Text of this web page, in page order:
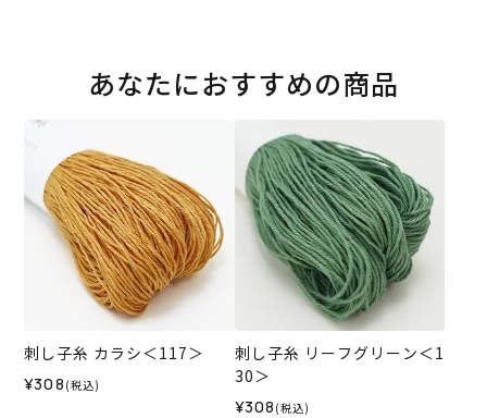
あなたにおすすめの商品
刺し子糸 カラシ＜117＞
¥308 (税込)
刺し子糸 リーフグリーン＜1
30＞
¥308 (税込)